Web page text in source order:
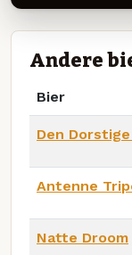
Andere
Bier
Den
Antenne
Natte Droom